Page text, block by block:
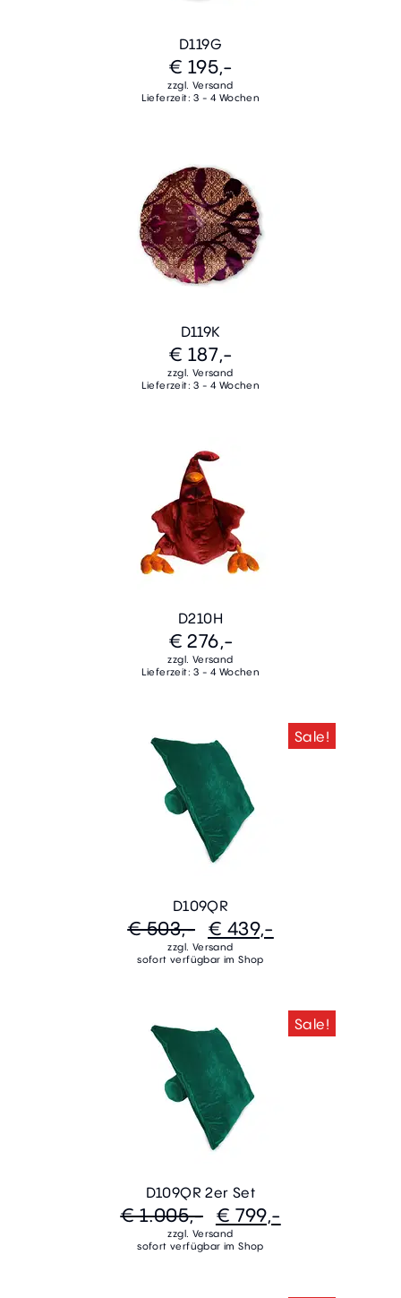
D119G
€ 195,-
zzgl. Versand
Lieferzeit: 3 - 4 Wochen
D119K
€ 187,-
zzgl. Versand
Lieferzeit: 3 - 4 Wochen
D210H
€ 276,-
zzgl. Versand
Lieferzeit: 3 - 4 Wochen
Sale!
D109QR
€ 503,- € 439,-
zzgl. Versand
sofort verfügbar im Shop
Sale!
D109QR 2er Set
€ 1.005,- € 799,-
zzgl. Versand
sofort verfügbar im Shop